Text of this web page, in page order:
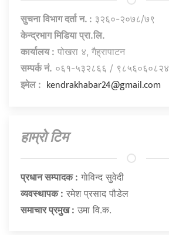
सुचना विभाग दर्ता न. : ३२६०-२०७८/७९
केन्द्रभाग मिडिया प्रा.लि.
कार्यालय : पोखरा ४, गैह्रापाटन
सम्पर्क नं. ०६१-५३२८६६ / ९८५६०६०८२४
इमेल : kendrakhabar24@gmail.com
हाम्राे टिम
प्रधान सम्पादक : गाेविन्द सुवेदी
व्यवस्थापक : रमेश प्रसाद पौडेल
समाचार प्रमुख : उमा वि.क.